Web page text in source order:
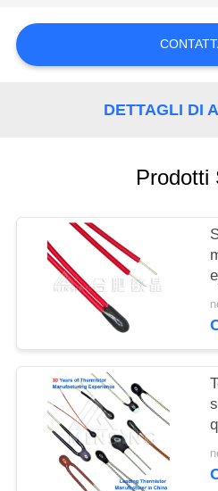
CITAZIONE
VR
PRIVACY
POLICY
DETTAGLI DI
Prodotti